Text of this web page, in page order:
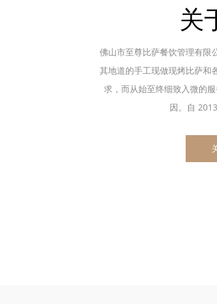
关
佛山市至尊比萨餐饮管理有限
其地道的手工现做现烤比萨和
求，而从始至终细致入微的
因。自